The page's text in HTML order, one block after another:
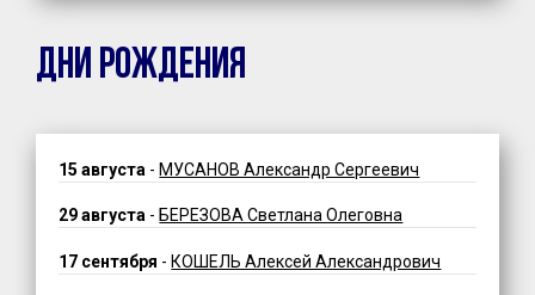
ДНИ РОЖДЕНИЯ
15 августа - МУСАНОВ Александр Сергеевич
29 августа - БЕРЕЗОВА Светлана Олеговна
17 сентября - КОШЕЛЬ Алексей Александрович